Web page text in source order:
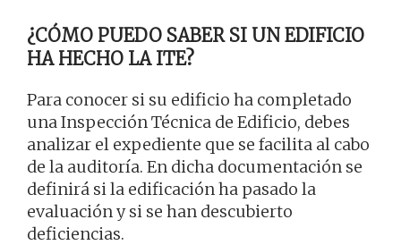
¿CÓMO PUEDO SABER SI UN EDIFICIO
HA HECHO LA ITE?
Para conocer si su edificio ha completado
una Inspección Técnica de Edificio, debes
analizar el expediente que se facilita al cabo
de la auditoría. En dicha documentación se
definirá si la edificación ha pasado la
evaluación y si se han descubierto
deficiencias.